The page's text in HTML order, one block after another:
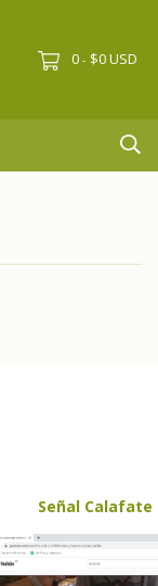
0 - $0 USD
Señal Calafate